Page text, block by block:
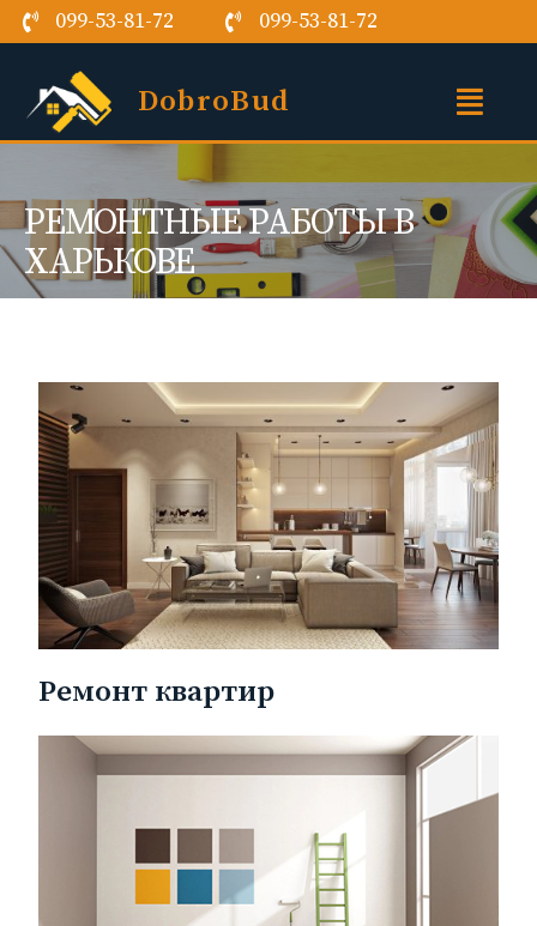
099-53-81-72 099-53-81-72
DobroBud
РЕМОНТНЫЕ РАБОТЫ В
ХАРЬКОВЕ
Ремонт квартир